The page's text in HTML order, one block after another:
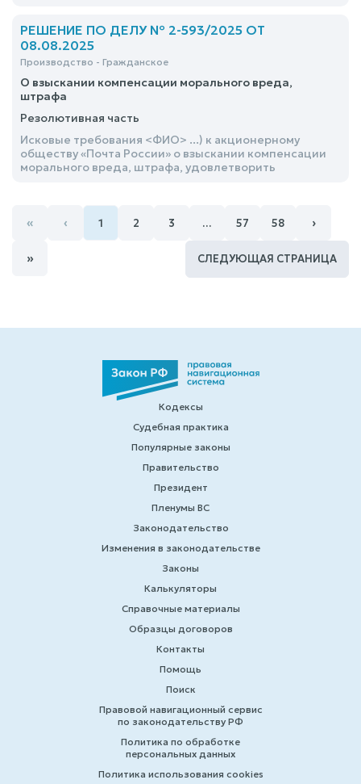
РЕШЕНИЕ ПО ДЕЛУ № 2-593/2025 ОТ
08.08.2025
Производство - Гражданское
О взыскании компенсации морального вреда,
штрафа
Резолютивная часть
Исковые требования <ФИО> ...) к акционерному
обществу «Почта России» о взыскании компенсации
морального вреда, штрафа, удовлетворить
« ‹ 1 2 3 … 57 58 ›
» СЛЕДУЮЩАЯ СТРАНИЦА
Кодексы
Судебная практика
Популярные законы
Правительство
Президент
Пленумы ВС
Законодательство
Изменения в законодательстве
Законы
Калькуляторы
Справочные материалы
Образцы договоров
Контакты
Помощь
Поиск
Правовой навигационный сервис
по законодательству РФ
Политика по обработке
персональных данных
Политика использования cookies